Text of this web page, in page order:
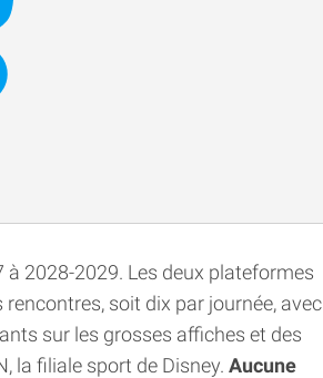
2028-2029. Les deux plateformes
soit dix par journée, avec
sur les grosses affiches et des
la filiale sport de Disney. Aucune